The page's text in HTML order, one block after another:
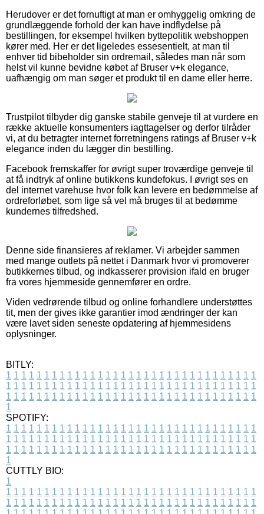
Herudover er det fornuftigt at man er omhyggelig omkring de
grundlæggende forhold der kan have indflydelse på
bestillingen, for eksempel hvilken byttepolitik webshoppen
kører med. Her er det ligeledes essesentielt, at man til
enhver tid bibeholder sin ordremail, således man når som
helst vil kunne bevidne købet af Bruser v+k elegance,
uafhængig om man søger et produkt til en dame eller herre.
Trustpilot tilbyder dig ganske stabile genveje til at vurdere en
række aktuelle konsumenters iagttagelser og derfor tilråder
vi, at du betragter internet forretningens ratings af Bruser v+k
elegance inden du lægger din bestilling.
Facebook fremskaffer for øvrigt super troværdige genveje til
at få indtryk af online butikkens kundefokus. I øvrigt ses en
del internet varehuse hvor folk kan levere en bedømmelse af
ordreforløbet, som lige så vel må bruges til at bedømme
kundernes tilfredshed.
Denne side finansieres af reklamer. Vi arbejder sammen
med mange outlets på nettet i Danmark hvor vi promoverer
butikkernes tilbud, og indkasserer provision ifald en bruger
fra vores hjemmeside gennemfører en ordre.
Viden vedrørende tilbud og online forhandlere understøttes
tit, men der gives ikke garantier imod ændringer der kan
være lavet siden seneste opdatering af hjemmesidens
oplysninger.
BITLY:
1 1 1 1 1 1 1 1 1 1 1 1 1 1 1 1 1 1 1 1 1 1 1 1 1 1 1 1 1 1 1 1 1
1 1 1 1 1 1 1 1 1 1 1 1 1 1 1 1 1 1 1 1 1 1 1 1 1 1 1 1 1 1 1 1 1
1 1 1 1 1 1 1 1 1 1 1 1 1 1 1 1 1 1 1 1 1 1 1 1 1 1 1 1 1 1 1 1 1
1
SPOTIFY:
1 1 1 1 1 1 1 1 1 1 1 1 1 1 1 1 1 1 1 1 1 1 1 1 1 1 1 1 1 1 1 1 1
1 1 1 1 1 1 1 1 1 1 1 1 1 1 1 1 1 1 1 1 1 1 1 1 1 1 1 1 1 1 1 1 1
1 1 1 1 1 1 1 1 1 1 1 1 1 1 1 1 1 1 1 1 1 1 1 1 1 1 1 1 1 1 1 1 1
1
CUTTLY BIO:
1
1 1 1 1 1 1 1 1 1 1 1 1 1 1 1 1 1 1 1 1 1 1 1 1 1 1 1 1 1 1 1 1 1
1 1 1 1 1 1 1 1 1 1 1 1 1 1 1 1 1 1 1 1 1 1 1 1 1 1 1 1 1 1 1 1 1